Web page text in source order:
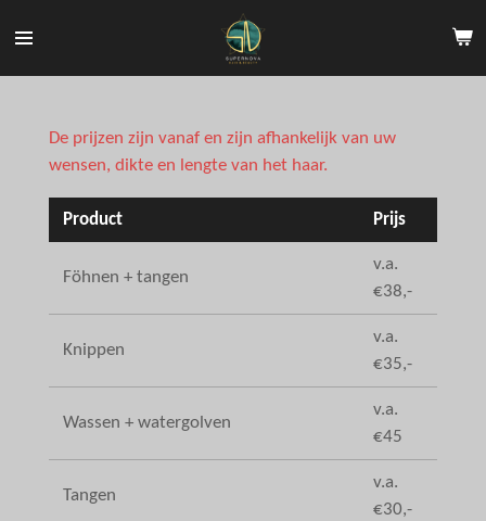
direct
naar
hoofdinhoud
De prijzen zijn vanaf en zijn afhankelijk van uw
wensen, dikte en lengte van het haar.
Product Prijs
Föhnen + tangen
v.a.
€38,-
Knippen
v.a.
€35,-
Wassen + watergolven
v.a.
€45
Tangen
v.a.
€30,-